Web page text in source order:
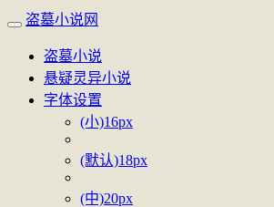
盗墓小说网
盗墓小说
悬疑灵异小说
字体设置
(小)16px
(默认)18px
(中)20px